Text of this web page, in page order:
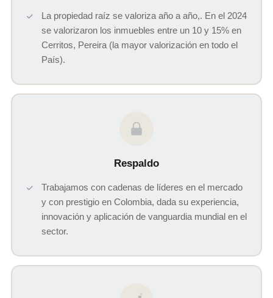
La propiedad raíz se valoriza año a año,. En el 2024
se valorizaron los inmuebles entre un 10 y 15% en
Cerritos, Pereira (la mayor valorización en todo el
País).
Respaldo
Trabajamos con cadenas de líderes en el mercado
y con prestigio en Colombia, dada su experiencia,
innovación y aplicación de vanguardia mundial en el
sector.
$